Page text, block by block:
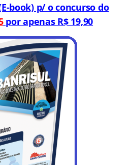
book) p/ o concurso do
por apenas R$ 19,90